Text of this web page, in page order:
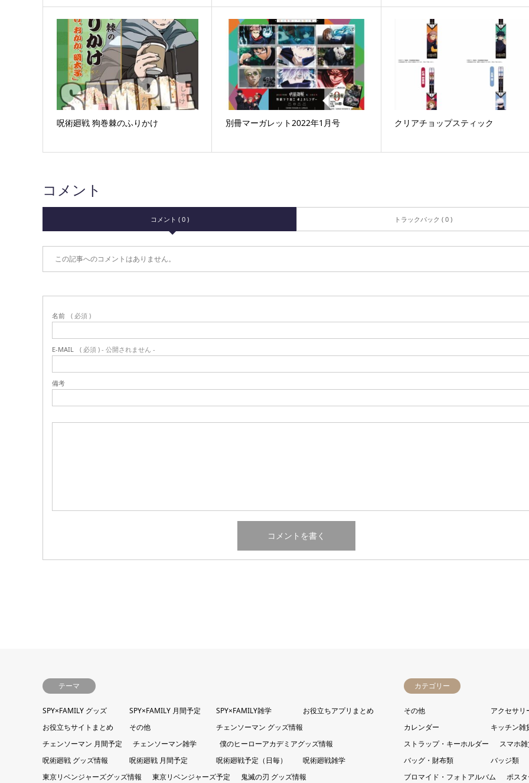
呪術廻戦 狗巻棘のふりかけ 別冊マーガレット2022年1月号 クリアチョップスティック
コメント
コメント ( 0 ) トラックバック ( 0 )
この記事へのコメントはありません。
名前 ( 必須 )
E-MAIL ( 必須 ) - 公開されません -
備考
テーマ
SPY×FAMILY グッズ SPY×FAMILY 月間予定 SPY×FAMILY雑学
お役立ちアプリまとめ
お役立ちサイトまとめ
その他
チェンソーマン グッズ情報
チェンソーマン 月間予定
チェンソーマン雑学
僕のヒーローアカデミアグッズ情報
呪術廻戦 グッズ情報
呪術廻戦 月間予定 呪術廻戦予定（日毎）
呪術廻戦雑学
東京リベンジャーズグッズ情報
東京リベンジャーズ予定 鬼滅の刃 グッズ情報
カテゴリー
その他
アクセサリ
カレンダー
キッチン雑
ストラップ・キーホルダー
スマホ
バッグ・財布類
バッジ類
ブロマイド・フォトアルバム
ポス